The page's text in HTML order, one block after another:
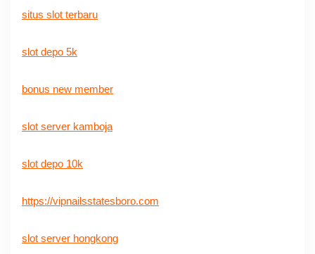
situs slot terbaru
slot depo 5k
bonus new member
slot server kamboja
slot depo 10k
https://vipnailsstatesboro.com
slot server hongkong